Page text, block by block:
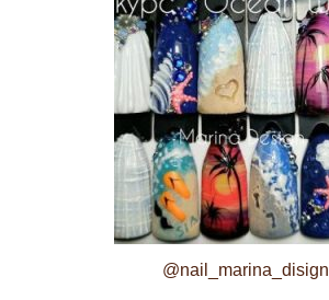
@nail_marina_disign